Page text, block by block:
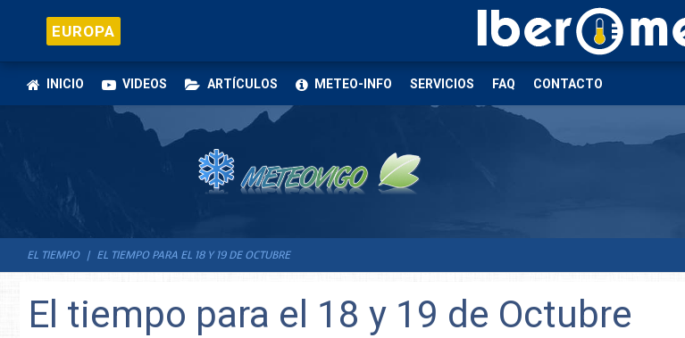
EUROPA
INICIO VIDEOS ARTÍCULOS METEO-INFO SERVICIOS FAQ CONTACTO
EL TIEMPO EL TIEMPO PARA EL 18 Y 19 DE OCTUBRE
El tiempo para el 18 y 19 de Octubre